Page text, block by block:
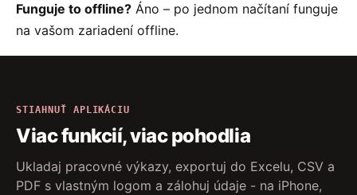
Funguje to offline? Áno – po jednom načítaní funguje
na vašom zariadení offline.
STIAHNUŤ APLIKÁCIU
Viac funkcií, viac pohodlia
Ukladaj pracovné výkazy, exportuj do Excelu, CSV a
PDF s vlastným logom a zálohuj údaje - na iPhone,